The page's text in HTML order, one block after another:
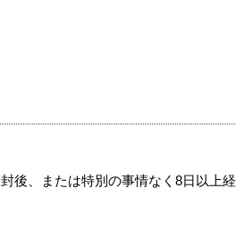
後、または特別の事情なく8日以上経